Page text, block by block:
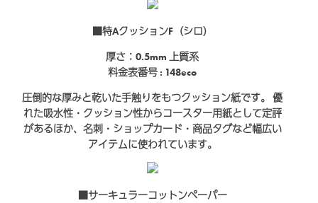
■特AクッションF（シロ）
厚さ：0.5mm 上質系
料金表番号 : 148eco
圧倒的な厚みと乾いた手触りをもつクッション紙です。 優
れた吸水性・クッション性からコースター用紙として定評
があるほか、名刺・ショップカード・商品タグなど幅広い
アイテムに使われています。
■サーキュラーコットンペーパー